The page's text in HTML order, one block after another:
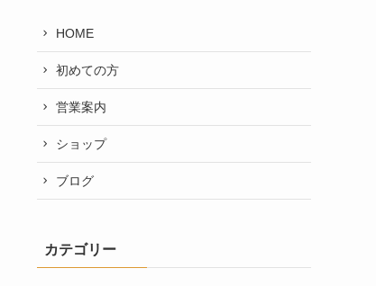
HOME
初めての方
営業案内
ショップ
ブログ
カテゴリー